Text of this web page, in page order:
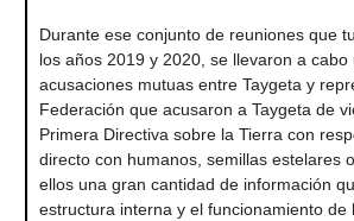
Durante ese conjunto de reuniones que
los años 2019 y 2020, se llevaron a cabo
acusaciones mutuas entre Taygeta y
Federación que acusaron a Taygeta de
Primera Directiva sobre la Tierra con
directo con humanos, semillas estelares
ellos una gran cantidad de información
estructura interna y el funcionamiento de